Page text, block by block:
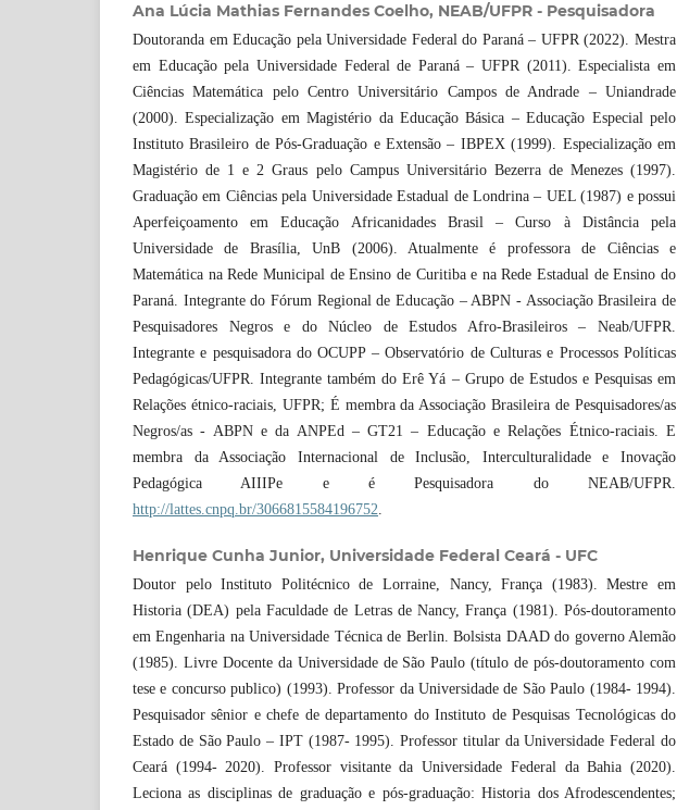
Ana Lúcia Mathias Fernandes Coelho, NEAB/UFPR - Pesquisadora
Doutoranda em Educação pela Universidade Federal do Paraná – UFPR (2022). Mestra
em Educação pela Universidade Federal de Paraná – UFPR (2011). Especialista em
Ciências Matemática pelo Centro Universitário Campos de Andrade – Uniandrade
(2000). Especialização em Magistério da Educação Básica – Educação Especial pelo
Instituto Brasileiro de Pós-Graduação e Extensão – IBPEX (1999). Especialização em
Magistério de 1 e 2 Graus pelo Campus Universitário Bezerra de Menezes (1997).
Graduação em Ciências pela Universidade Estadual de Londrina – UEL (1987) e possui
Aperfeiçoamento em Educação Africanidades Brasil – Curso à Distância pela
Universidade de Brasília, UnB (2006). Atualmente é professora de Ciências e
Matemática na Rede Municipal de Ensino de Curitiba e na Rede Estadual de Ensino do
Paraná. Integrante do Fórum Regional de Educação – ABPN - Associação Brasileira de
Pesquisadores Negros e do Núcleo de Estudos Afro-Brasileiros – Neab/UFPR.
Integrante e pesquisadora do OCUPP – Observatório de Culturas e Processos Políticas
Pedagógicas/UFPR. Integrante também do Erê Yá – Grupo de Estudos e Pesquisas em
Relações étnico-raciais, UFPR; É membra da Associação Brasileira de Pesquisadores/as
Negros/as - ABPN e da ANPEd – GT21 – Educação e Relações Étnico-raciais. E
membra da Associação Internacional de Inclusão, Interculturalidade e Inovação
Pedagógica AIIIPe e é Pesquisadora do NEAB/UFPR.
http://lattes.cnpq.br/3066815584196752.
Henrique Cunha Junior, Universidade Federal Ceará - UFC
Doutor pelo Instituto Politécnico de Lorraine, Nancy, França (1983). Mestre em
Historia (DEA) pela Faculdade de Letras de Nancy, França (1981). Pós-doutoramento
em Engenharia na Universidade Técnica de Berlin. Bolsista DAAD do governo Alemão
(1985). Livre Docente da Universidade de São Paulo (título de pós-doutoramento com
tese e concurso publico) (1993). Professor da Universidade de São Paulo (1984- 1994).
Pesquisador sênior e chefe de departamento do Instituto de Pesquisas Tecnológicas do
Estado de São Paulo – IPT (1987- 1995). Professor titular da Universidade Federal do
Ceará (1994- 2020). Professor visitante da Universidade Federal da Bahia (2020).
Leciona as disciplinas de graduação e pós-graduação: Historia dos Afrodescendentes;